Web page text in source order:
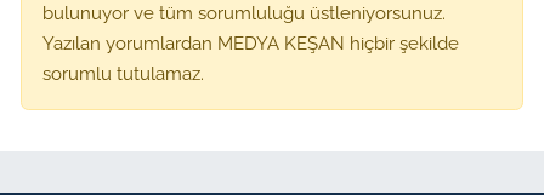
bulunuyor ve tüm sorumluluğu üstleniyorsunuz.
Yazılan yorumlardan MEDYA KEŞAN hiçbir şekilde
sorumlu tutulamaz.